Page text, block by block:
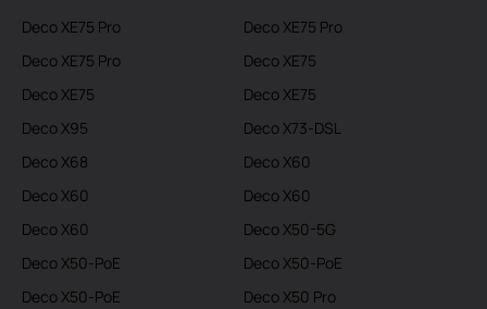
Deco XE75 Pro
Deco XE75 Pro
Deco XE75 Pro
Deco XE75
Deco XE75
Deco XE75
Deco X95
Deco X73-DSL
Deco X68
Deco X60
Deco X60
Deco X60
Deco X60
Deco X50-5G
Deco X50-PoE
Deco X50-PoE
Deco X50-PoE
Deco X50 Pro